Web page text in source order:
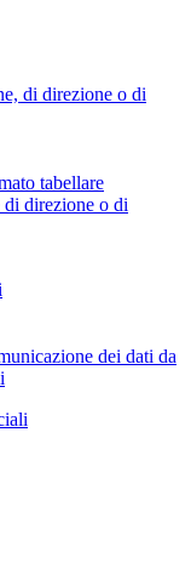
di direzione o di
tabellare
direzione o di
dei dati da